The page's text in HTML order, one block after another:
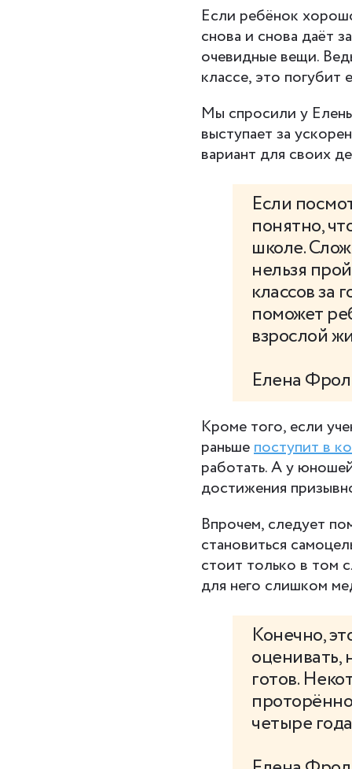
Если ребёнок
снова и снова даёт
очевидные вещи.
классе, это
Мы спросили у
выступает за
вариант для своих
Если
понятно,
школе.
нельзя
классов за
поможет
взрослой
Елена
Кроме того, если
раньшепоступит в
работать. А у
достижения
Впрочем, следует
становиться
стоит только в том
для него слишком
Конечно,
оценивать,
готов.
четыре